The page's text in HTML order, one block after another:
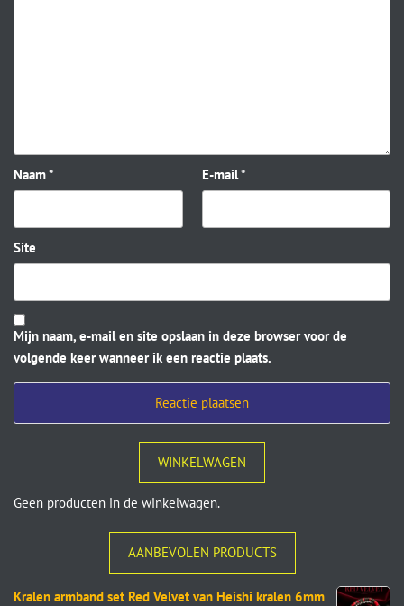
Naam* E-mail*
Site
Mijn naam, e-mail en site opslaan in deze browser voor de
volgende keer wanneer ik een reactie plaats.
WINKELWAGEN
Geen producten in de winkelwagen.
AANBEVOLEN PRODUCTS
Kralen armband set Red Velvet van Heishi kralen 6mm